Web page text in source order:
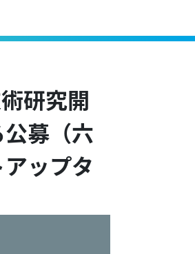
研究開
募（六
ップタ